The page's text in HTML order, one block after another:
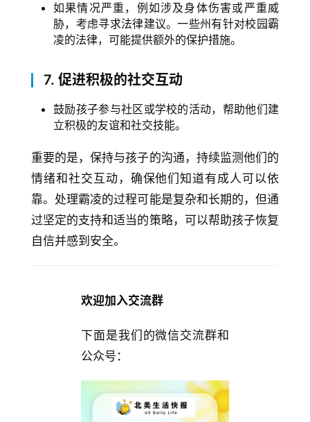
如果情况严重，例如涉及身体伤害或严重威
胁，考虑寻求法律建议。一些州有针对校园霸
凌的法律，可能提供额外的保护措施。
7. 促进积极的社交互动
鼓励孩子参与社区或学校的活动，帮助他们建
立积极的友谊和社交技能。
重要的是，保持与孩子的沟通，持续监测他们的
情绪和社交互动，确保他们知道有成人可以依
靠。处理霸凌的过程可能是复杂和长期的，但通
过坚定的支持和适当的策略，可以帮助孩子恢复
自信并感到安全。
欢迎加入交流群
下面是我们的微信交流群和
公众号：